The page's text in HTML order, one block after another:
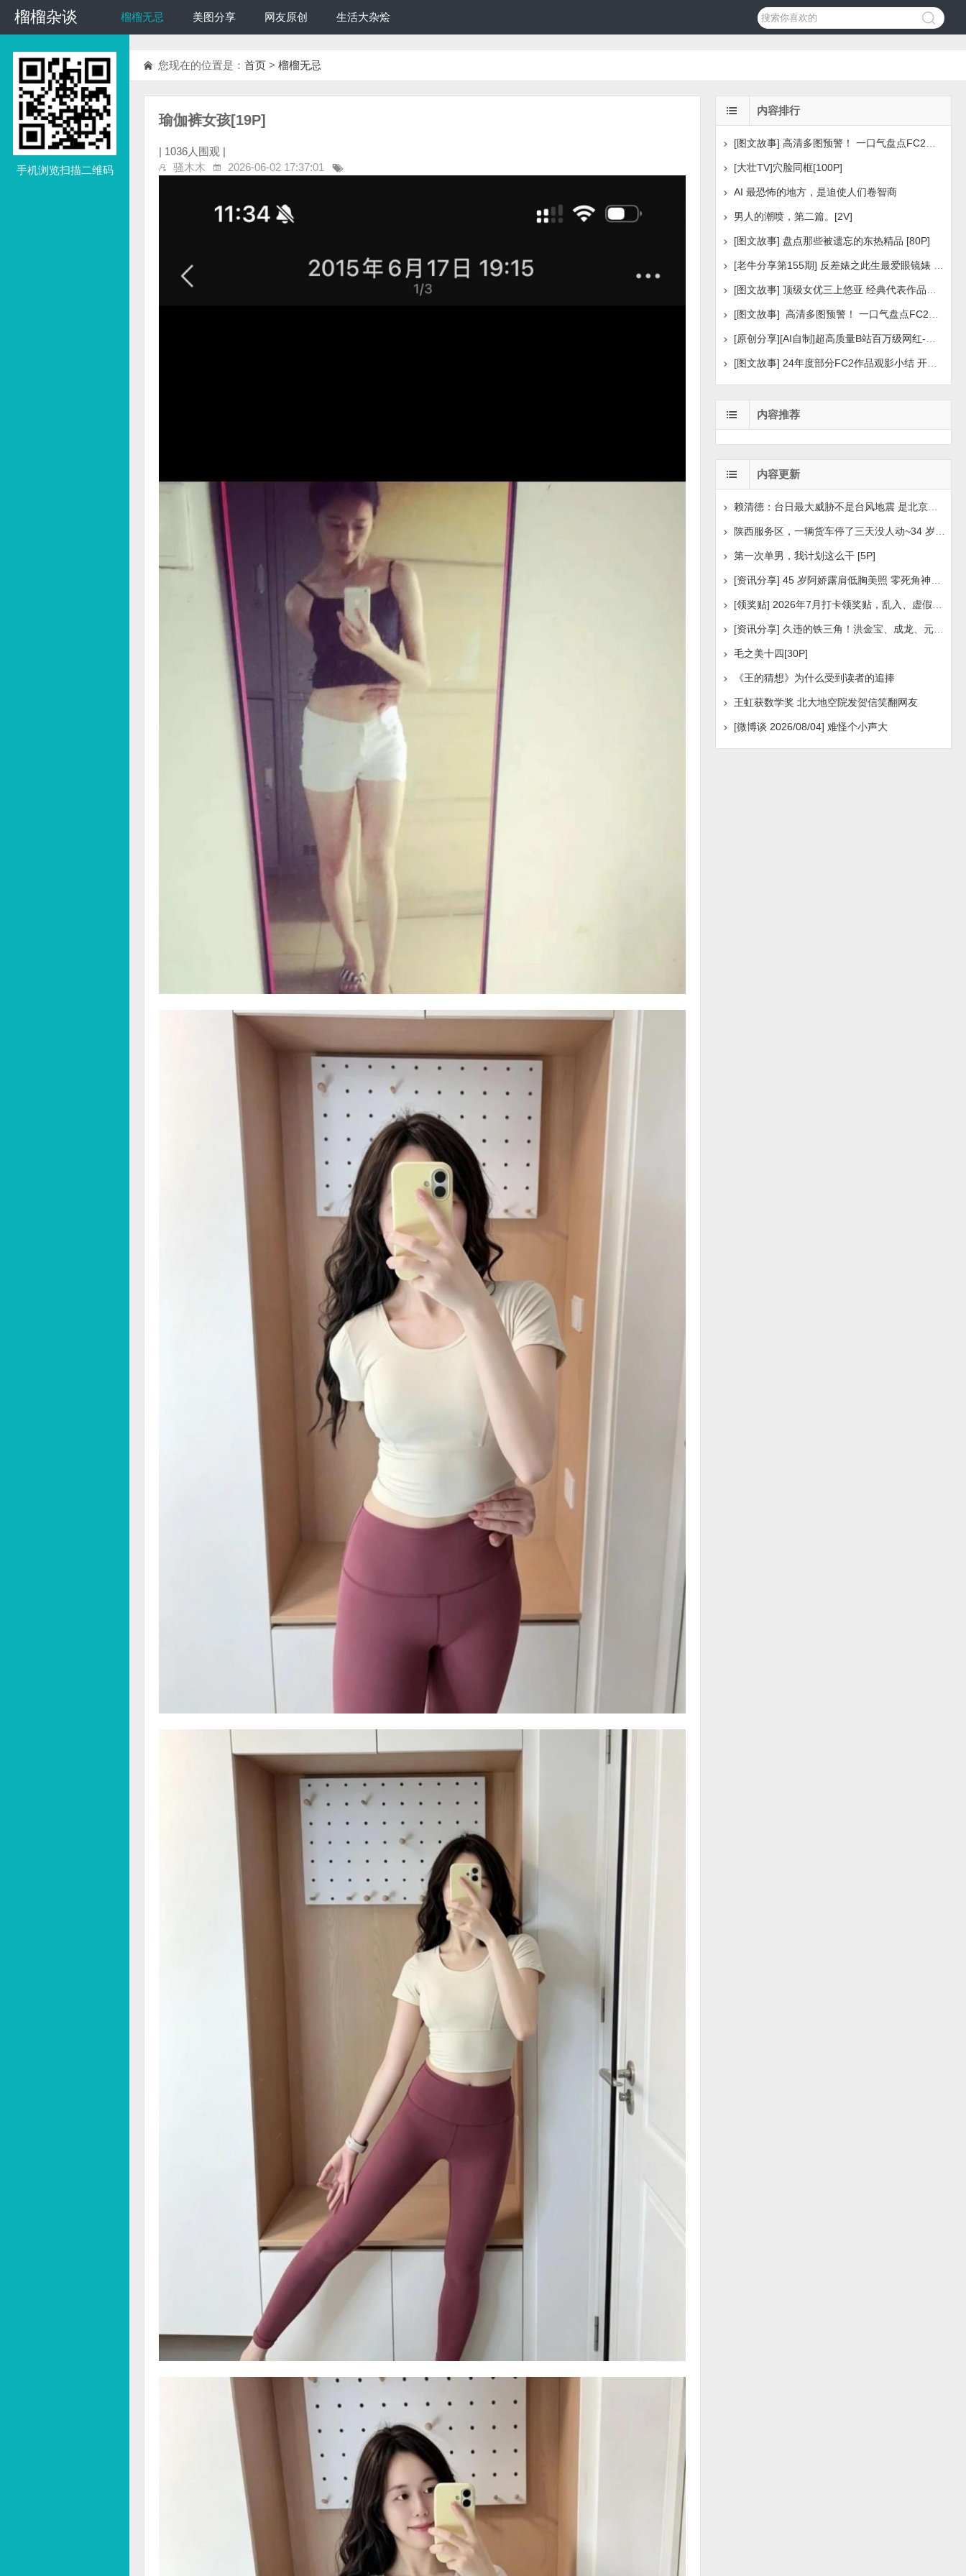
榴榴杂谈
榴榴杂谈 榴榴无忌 美图分享 网友原创 生活大杂烩
手机浏览扫描二维码
您现在的位置是： 首页 > 榴榴无忌
瑜伽裤女孩[19P]
| 1036人围观 |
骚木木
2026-06-02 17:37:01
内容排行
[大壮TV]穴脸同框[100P]
AI 最恐怖的地方，是迫使人们卷智商
男人的潮喷，第二篇。[2V]
[图文故事] 盘点那些被遗忘的东热精品 [80P]
[图文故事] 24年度部分FC2作品观影小结 开年王炸后续
内容推荐
内容更新
赖清德：台日最大威胁不是台风地震 是北京侵扰胁迫
第一次单男，我计划这么干 [5P]
[资讯分享] 久违的铁三角！洪金宝、成龙、元彪最新合照
毛之美十四[30P]
《王的猜想》为什么受到读者的追捧
王虹获数学奖 北大地空院发贺信笑翻网友
[微博谈 2026/08/04] 难怪个小声大